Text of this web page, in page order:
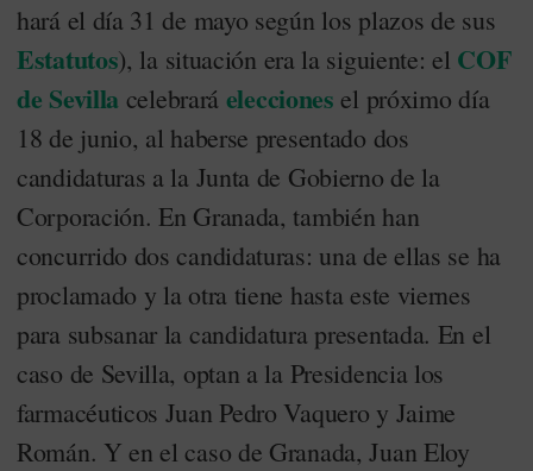
hará el día 31 de mayo según los plazos de sus
Estatutos), la situación era la siguiente: el COF
de Sevilla celebrará elecciones el próximo día
18 de junio, al haberse presentado dos
candidaturas a la Junta de Gobierno de la
Corporación. En Granada, también han
concurrido dos candidaturas: una de ellas se ha
proclamado y la otra tiene hasta este viernes
para subsanar la candidatura presentada. En el
caso de Sevilla, optan a la Presidencia los
farmacéuticos Juan Pedro Vaquero y Jaime
Román. Y en el caso de Granada, Juan Eloy